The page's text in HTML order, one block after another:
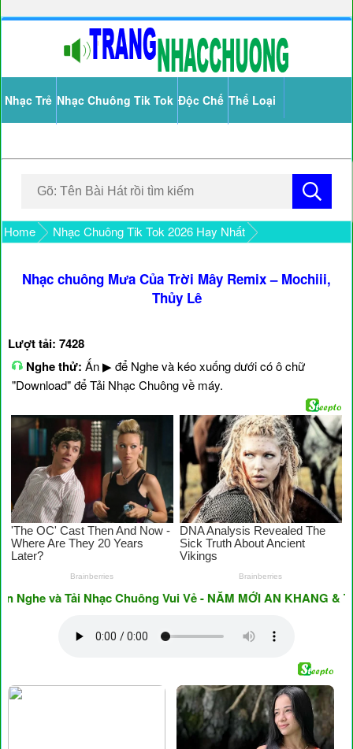
Nhạc Trẻ Nhạc Chuông Tik Tok Độc Chế Thể Loại
Home Nhạc Chuông Tik Tok 2026 Hay Nhất
Nhạc chuông Mưa Của Trời Mây Remix – Mochiii,
Thủy Lê
Lượt tải: 7428
Nghe thử: Ấn ▶ để Nghe và kéo xuống dưới có ô chữ
"Download" để Tải Nhạc Chuông về máy.
và Tải Nhạc Chuông Vui Vẻ - NĂM MỚI AN KHANG &